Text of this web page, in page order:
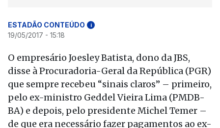
ESTADÃO CONTEÚDO i
19/05/2017 - 15:18
O empresário Joesley Batista, dono da JBS,
disse à Procuradoria-Geral da República (PGR)
que sempre recebeu “sinais claros” – primeiro,
pelo ex-ministro Geddel Vieira Lima (PMDB-
BA) e depois, pelo presidente Michel Temer –
de que era necessário fazer pagamentos ao ex-